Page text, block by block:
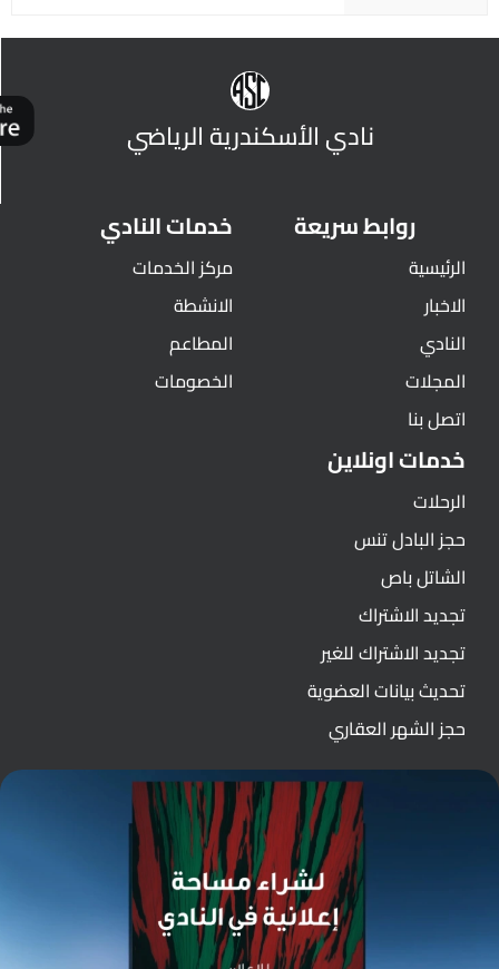
نادي الأسكندرية الرياضي
روابط سريعة
الرئيسية
الاخبار
النادي
المجلات
اتصل بنا
خدمات النادي
مركز الخدمات
الانشطة
المطاعم
الخصومات
خدمات اونلاين
الرحلات
حجز البادل تنس
الشاتل باص
تجديد الاشتراك
تجديد الاشتراك للغير
تحديث بيانات العضوية
حجز الشهر العقاري